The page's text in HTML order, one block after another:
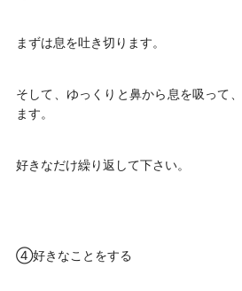
まずは息を吐き切ります。
そして、ゆっくりと鼻から息を吸って
ます。
好きなだけ繰り返して下さい。
④好きなことをする